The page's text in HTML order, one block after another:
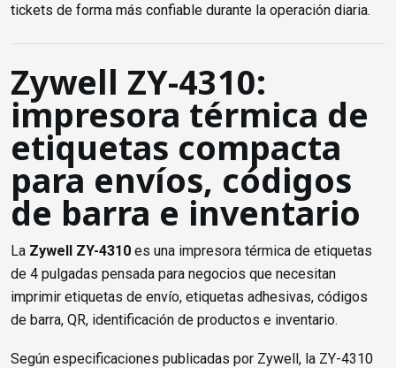
tickets de forma más confiable durante la operación diaria.
Zywell ZY-4310:
impresora térmica de
etiquetas compacta
para envíos, códigos
de barra e inventario
La Zywell ZY-4310 es una impresora térmica de etiquetas
de 4 pulgadas pensada para negocios que necesitan
imprimir etiquetas de envío, etiquetas adhesivas, códigos
de barra, QR, identificación de productos e inventario.
Según especificaciones publicadas por Zywell, la ZY-4310